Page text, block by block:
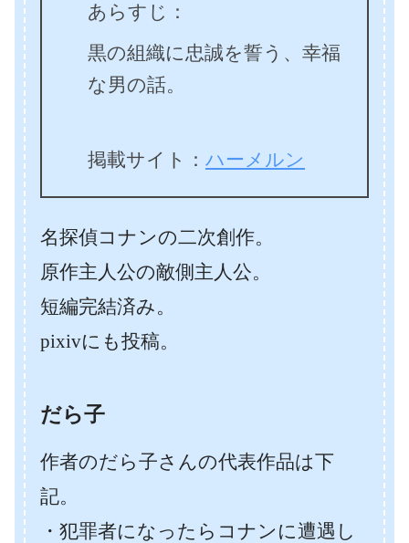
あらすじ：
黒の組織に忠誠を誓う、幸福
な男の話。
掲載サイト： ハーメルン
名探偵コナンの二次創作。
原作主人公の敵側主人公。
短編完結済み。
pixivにも投稿。
だら子
作者のだら子さんの代表作品は下
記。
・犯罪者になったらコナンに遭遇し